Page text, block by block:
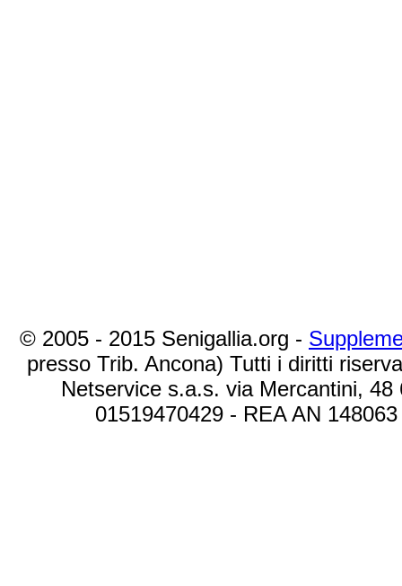
© 2005 - 2015 Senigallia.org -
presso Trib. Ancona) Tutti i diritti
Netservice s.a.s. via Mercantini,
01519470429 - REA AN